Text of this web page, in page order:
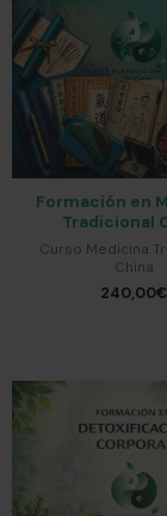
Formación en
Tradicional
Curso Medicina
China
240,00€